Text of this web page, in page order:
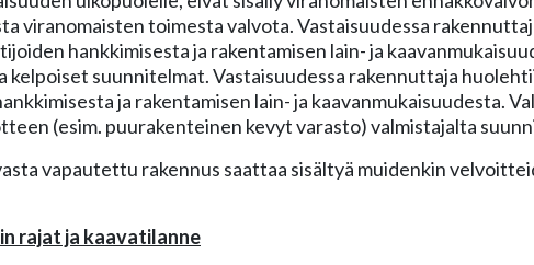
viranomaisten toimesta valvota. Vastaisuudessa
hankkimisesta ja rakentamisen lain- ja
kelpoiset suunnitelmat. Vastaisuudessa rakennuttaja
ja rakentamisen lain- ja kaavanmukaisuudesta.
(esim. puurakenteinen kevyt varasto) valmistajalta
vapautettu rakennus saattaa sisältyä muidenkin
rajat ja kaavatilanne